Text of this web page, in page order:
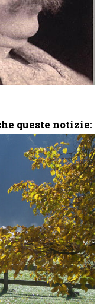
queste notizie: